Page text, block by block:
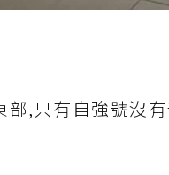
部,只有自強號沒